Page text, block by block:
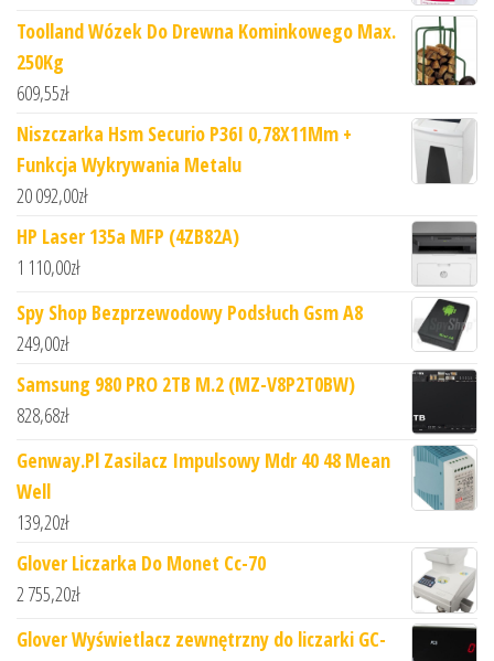
Toolland Wózek Do Drewna Kominkowego Max.
250Kg
609,55zł
Niszczarka Hsm Securio P36I 0,78X11Mm +
Funkcja Wykrywania Metalu
20 092,00zł
HP Laser 135a MFP (4ZB82A)
1 110,00zł
Spy Shop Bezprzewodowy Podsłuch Gsm A8
249,00zł
Samsung 980 PRO 2TB M.2 (MZ-V8P2T0BW)
828,68zł
Genway.Pl Zasilacz Impulsowy Mdr 40 48 Mean
Well
139,20zł
Glover Liczarka Do Monet Cc-70
2 755,20zł
Glover Wyświetlacz zewnętrzny do liczarki GC-